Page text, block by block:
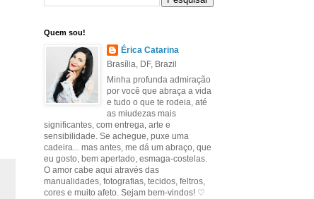
Quem sou!
Érica Catarina
Brasília, DF, Brazil
Minha profunda admiração
por você que abraça a vida
e tudo o que te rodeia, até
as miudezas mais
significantes, com entrega, arte e
sensibilidade. Se achegue, puxe uma
cadeira... mas antes, me dá um abraço, que
eu gosto, bem apertado, esmaga-costelas.
O amor cabe aqui através das
manualidades, fotografias, tecidos, feltros,
cores e muito afeto. Sejam bem-vindos! ♡